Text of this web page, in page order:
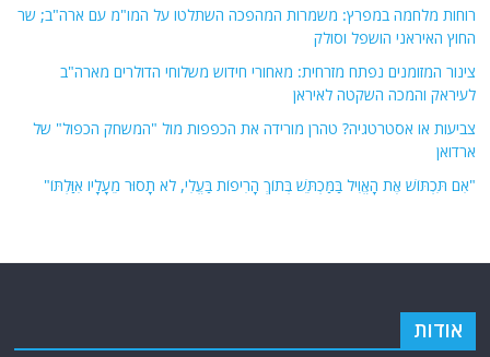
רוחות מלחמה במפרץ: משמרות המהפכה השתלטו על המו"מ עם ארה"ב; שר
החוץ האיראני הושפל וסולק
צינור המזומנים נפתח מזרחית: מאחורי חידוש משלוחי הדולרים מארה"ב
לעיראק והמכה השקטה לאיראן
צביעות או אסטרטגיה? טהרן מורידה את הכפפות מול "המשחק הכפול" של
ארדואן
"אִם תִּכְתּוֹשׁ אֶת הָאֱוִיל בַּמַּכְתֵּשׁ בְּתוֹךְ הָרִיפוֹת בַּעֱלִי, לֹא תָסוּר מֵעָלָיו אִוַּלְתּוֹ"
אודות